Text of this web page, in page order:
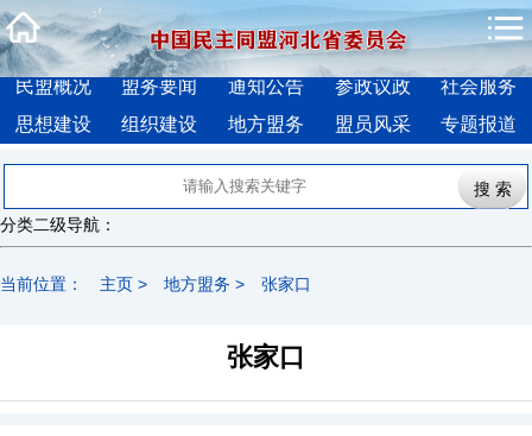
民盟概况 盟务要闻 通知公告 参政议政
社会服务
思想建设
组织建设 地方盟务 盟员风采 专题报道
分类二级导航：
当前位置： 主页 > 地方盟务 > 张家口
张家口